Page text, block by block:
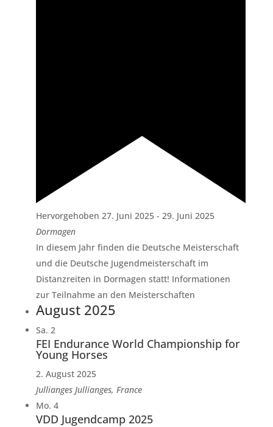
Hervorgehoben 27. Juni 2025- 29. Juni 2025
Dormagen
In diesem Jahr finden die Deutsche Meisterschaft
und die Deutsche Jugendmeisterschaft im
Distanzreiten in Dormagen statt! Informationen
zur Teilnahme an den Meisterschaften
August 2025
Sa. 2
FEI Endurance World Championship for
Young Horses
2. August 2025
Jullianges Jullianges, France
Mo. 4
VDD Jugendcamp 2025